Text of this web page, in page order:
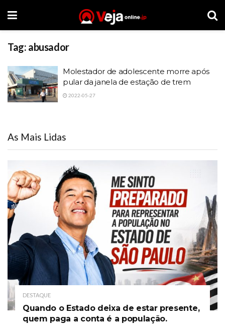
Tag: abusador
Molestador de adolescente morre após
pular da janela de estação de trem
2022-05-27
As Mais Lidas
DESTAQUE
Quando o Estado deixa de estar presente,
quem paga a conta é a população.